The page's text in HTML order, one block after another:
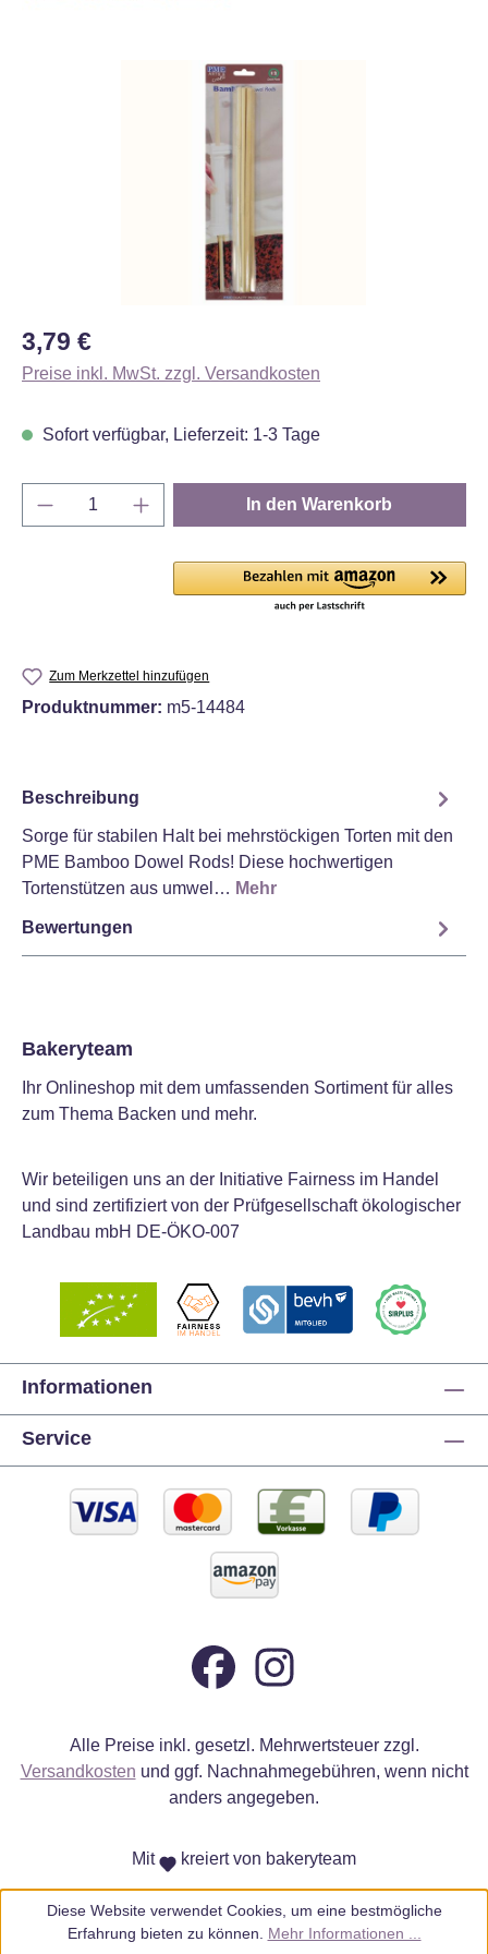
Bildergalerie überspringen
Regulärer Preis:
3,79 €
Preise inkl. MwSt. zzgl. Versandkosten
Sofort verfügbar, Lieferzeit: 1-3 Tage
Produkt Anzahl: Gib den gewünschten
In den Warenkorb
Zum Merkzettel hinzufügen
Produktnummer: m5-14484
Beschreibung
Sorge für stabilen Halt bei mehrstöckigen Torten mit den
PME Bamboo Dowel Rods! Diese hochwertigen
Tortenstützen aus umwel… Mehr
Bewertungen
Bakeryteam
Ihr Onlineshop mit dem umfassenden Sortiment für alles
zum Thema Backen und mehr.
Wir beteiligen uns an der Initiative Fairness im Handel
und sind zertifiziert von der Prüfgesellschaft ökologischer
Landbau mbH DE-ÖKO-007
Informationen
Service
Alle Preise inkl. gesetzl. Mehrwertsteuer zzgl.
Versandkosten und ggf. Nachnahmegebühren, wenn nicht
anders angegeben.
Mit kreiert von bakeryteam
Diese Website verwendet Cookies, um eine bestmögliche
Erfahrung bieten zu können. Mehr Informationen ...